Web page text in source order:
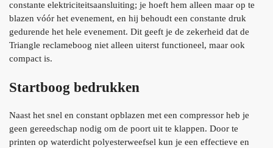
constante elektriciteitsaansluiting; je hoeft hem alleen maar op te
blazen vóór het evenement, en hij behoudt een constante druk
gedurende het hele evenement. Dit geeft je de zekerheid dat de
Triangle reclameboog niet alleen uiterst functioneel, maar ook
compact is.
Startboog bedrukken
Naast het snel en constant opblazen met een compressor heb je
geen gereedschap nodig om de poort uit te klappen. Door te
printen op waterdicht polyesterweefsel kun je een effectieve en